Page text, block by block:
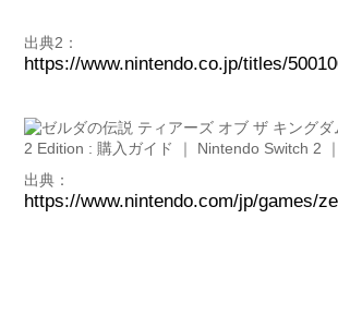
出典2：
https://www.nintendo.co.jp/titles/
出典：
https://www.nintendo.com/jp/games/